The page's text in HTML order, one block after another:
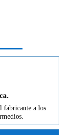
fabricante a los